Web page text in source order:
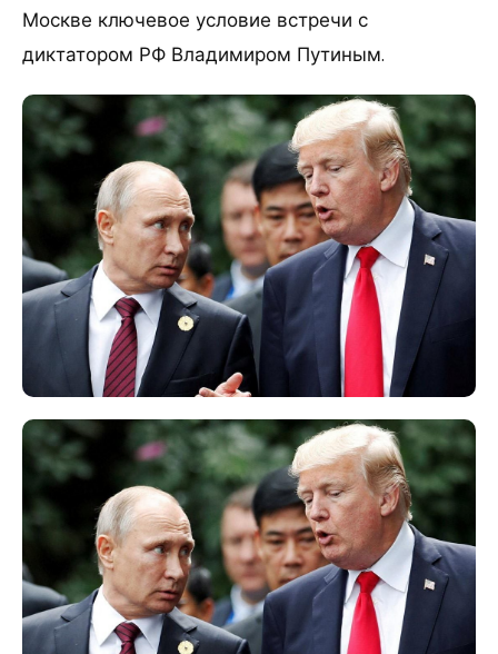
Москве ключевое условие встречи с
диктатором РФ Владимиром Путиным.